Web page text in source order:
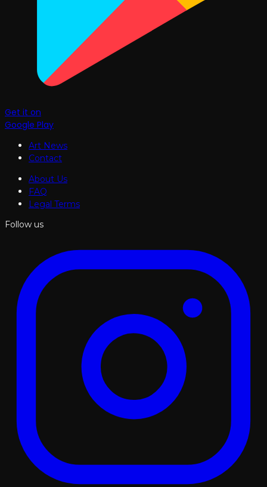
Get it on
Google Play
Art News
Contact
About Us
FAQ
Legal Terms
Follow us